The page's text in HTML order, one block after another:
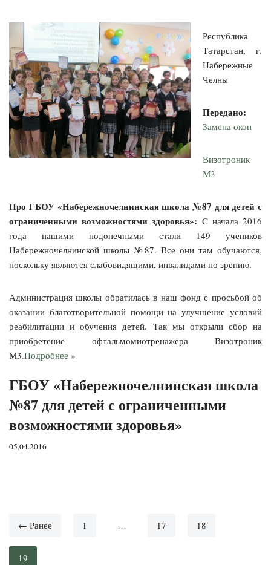
Республика
Татарстан, г.
Набережные
Челны
Передано:
Замена окон
Визотроник
М3
Про ГБОУ «Набережночелнинская школа №87 для детей с
ограниченными возможностями здоровья»: Cначала 2016
года нашими подопечными стали 149 учеников
Набережночелнинской школы №87. Все они там обучаются,
поскольку являются слабовидящими, инвалидами по зрению.
Администрация школы обратилась в наш фонд с просьбой об
оказании благотворительной помощи на улучшение условий
реабилитации и обучения детей. Так мы открыли сбор на
приобретение офтальмомиотренажера Визотроник
М3.Подробнее »
ГБОУ «Набережночелнинская школа
№87 для детей с ограниченными
возможностями здоровья»
05.04.2016
← Ранее 1 … 17 18
19